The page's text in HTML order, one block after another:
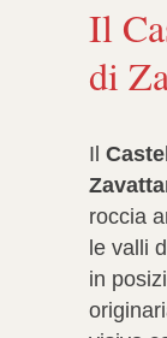
Il
di
Il
roccia
le valli
in